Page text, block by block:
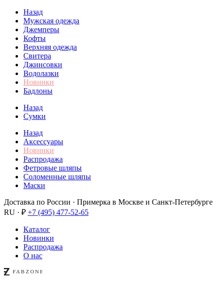
Назад
Мужская одежда
Джемперы
Кофты
Верхняя одежда
Свитера
Джинсовки
Водолазки
Новинки
Бадлоны
Назад
Сумки
Назад
Аксессуары
Новинки
Распродажа
Фетровые шляпы
Соломенные шляпы
Маски
Доставка по России · Примерка в Москве и Санкт-Петербурге
RU · ₽ +7 (495) 477-52-65
Каталог
Новинки
Распродажа
О нас